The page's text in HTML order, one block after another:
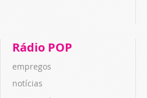
Rádio POP
empregos
notícias